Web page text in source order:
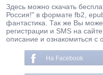
Здесь можно скачать
Россия!" в формате fb2,
фантастика. Так же Вы
регистрации и SMS на
описание и ознакомиться с
На Facebook